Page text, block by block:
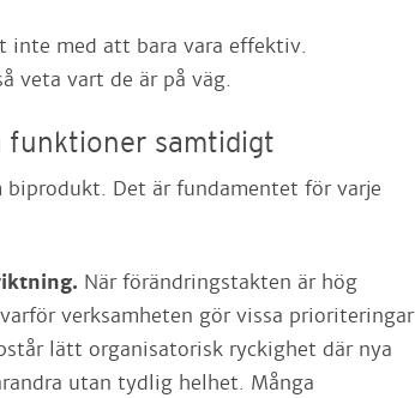
inte med att bara vara effektiv.
veta vart de är på väg.
samtidigt
Det är fundamentet för varje
När förändringstakten är hög
verksamheten gör vissa prioriteringar
lätt organisatorisk ryckighet där nya
utan tydlig helhet. Många